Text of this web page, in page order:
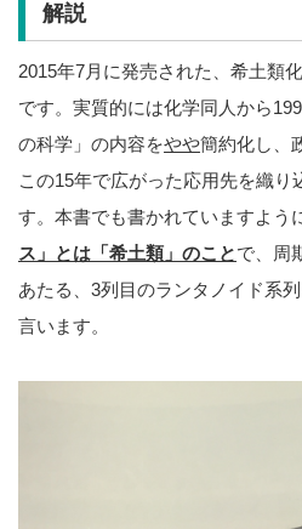
解説
2015年7月に発売された、希土類
です。実質的には化学同人から
の科学」の内容をやや簡約化し、
この15年で広がった応用先を織り
す。本書でも書かれていますよう
ス」とは「希土類」のことで、周
あたる、3列目のランタノイド系
言います。